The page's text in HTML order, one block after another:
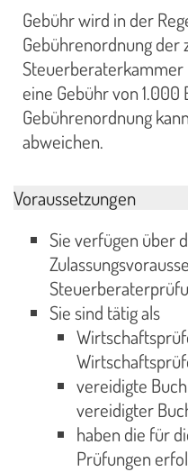
Gebühr wird in der
Gebührenordnung der
Steuerberaterkammer
eine Gebühr von 1.000
Gebührenordnung
abweichen.
Voraussetzungen
Sie verfügen über
Sie sind tätig als
vereidigte
vereidigter
haben die für
Prüfungen